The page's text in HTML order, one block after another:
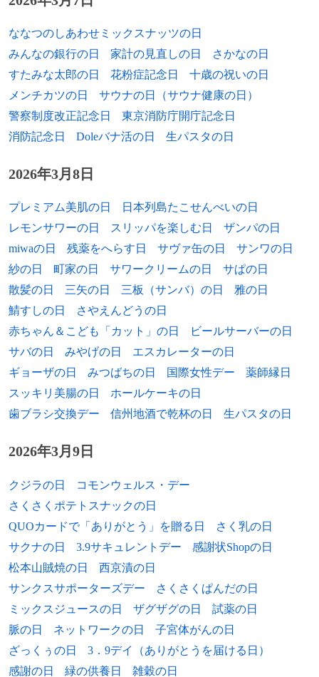
1938年 坂井勝二、元プロ野球選手
竹田真砂子、小説家、脚本家、演出家
1940年 阿知波信介、俳優（+ 2007年）
1941年 浅井淑子、声優
1942年 フランソワーズ・ドルレアック、女優（+
1967年）
1942年 フラディケ・デ・メネゼス、政治家
1944年 伊能正司、元プロ野球選手
1946年 九重佑三子、歌手、女優
1946年 ティモシー・ダルトン、俳優
1947年
加藤和彦、音楽プロデューサー（+ 2009
1949年 橋本真由美、実業家
1949年 夏純子、女優
1949年
スラヴォイ・ジジェク、哲学者、精神分析
1950年 淡路仁茂、将棋棋士
1950年 チョー・ヨンピル、歌手
ななつのしあわせミックスナッツの日
みんなの銀行の日
家計の見直しの日
さかなの日
すたみな太郎の日
花粉症記念日
十歳の祝いの日
メンチカツの日
サウナの日（サウナ健康の日）
警察制度改正記念日
東京消防庁開庁記念日
消防記念日
Doleバナ活の日 生パスタの日
2026年3月8日
プレミアム美肌の日
日本列島たこせんべいの日
レモンサワーの日
スリッパを楽しむ日
ザンパの日
miwaの日
残薬をへらす日 サヴァ缶の日
サンワの日
紗の日
町家の日 サワークリームの日
サぱの日
散髪の日
三矢の日 三板（サンバ）の日
雅の日
鯖すしの日
さやえんどうの日
赤ちゃん＆こども「カット」の日
ビールサーバーの日
サバの日
みやげの日
エスカレーターの日
ギョーザの日
みつばちの日 国際女性デー
薬師縁日
スッキリ美腸の日
ホールケーキの日
歯ブラシ交換デー
信州地酒で乾杯の日 生パスタの日
2026年3月9日
クジラの日
コモンウェルス・デー
さくさくポテトスナックの日
QUOカードで「ありがとう」を贈る日
さく乳の日
サクナの日
3.9サキュレントデー
感謝状Shopの日
松本山賊焼の日
西京漬の日
サンクスサポーターズデー
さくさくぱんだの日
ミックスジュースの日
ザグザグの日
試薬の日
脈の日
ネットワークの日
子宮体がんの日
ざっくぅの日
3．9デイ（ありがとうを届ける日）
感謝の日
緑の供養日
雑穀の日